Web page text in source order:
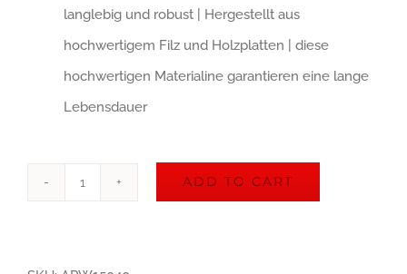
langlebig und robust | Hergestellt aus
hochwertigem Filz und Holzplatten | diese
hochwertigen Materialine garantieren eine lange
Lebensdauer
ADD TO CART